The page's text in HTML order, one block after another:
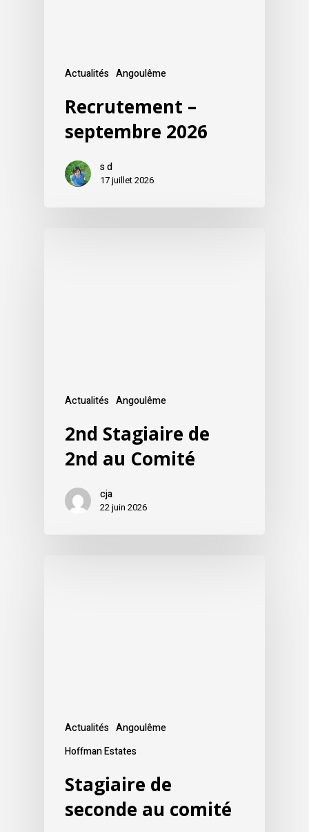
Actualités Angoulême
Recrutement –
septembre 2026
s d
17 juillet 2026
Actualités Angoulême
2nd Stagiaire de
2nd au Comité
cja
22 juin 2026
Actualités Angoulême
Hoffman Estates
Stagiaire de
seconde au comité